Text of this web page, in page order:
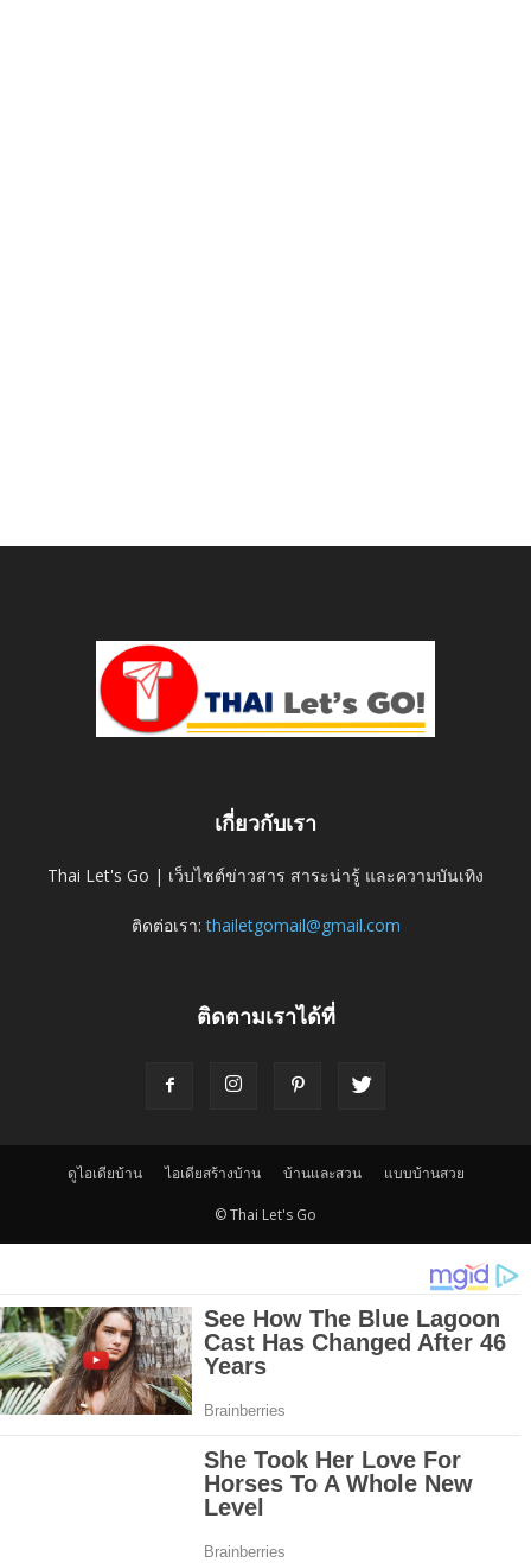
เกี่ยวกับเรา
Thai Let's Go | เว็บไซต์ข่าวสาร สาระน่ารู้ และความบันเทิง
ติดต่อเรา:thailetgomail@gmail.com
ติดตามเราได้ที่
ดูไอเดียบ้าน ไอเดียสร้างบ้าน บ้านและสวน แบบบ้านสวย
© Thai Let's Go